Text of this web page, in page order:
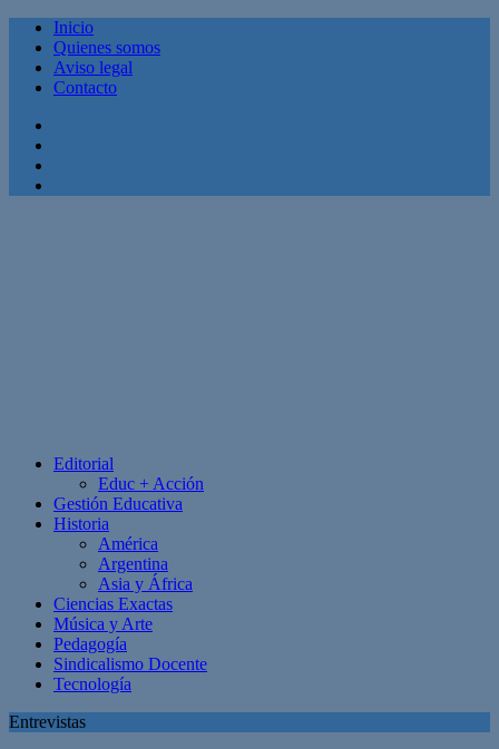
Inicio
Quienes somos
Aviso legal
Contacto
Editorial
Educ + Acción
Gestión Educativa
Historia
América
Argentina
Asia y África
Ciencias Exactas
Música y Arte
Pedagogía
Sindicalismo Docente
Tecnología
Entrevistas